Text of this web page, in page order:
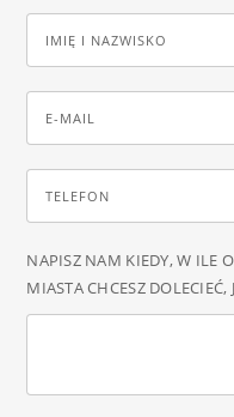
NAPISZ NAM KIEDY, W ILE
MIASTA CHCESZ DOLECIEĆ,